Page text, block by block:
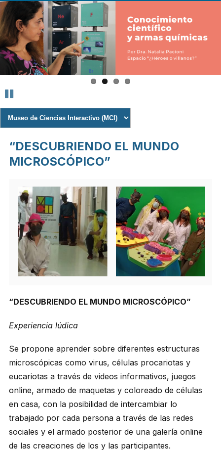
Pasar al contenido
principal
FACULTAD DE
CIENCIAS
QUÍMICAS DE
LA
UNIVERSIDAD
CÓRDOBA
“DESCUBRIENDO EL MUNDO
MICROSCÓPICO”
“DESCUBRIENDO EL MUNDO MICROSCÓPICO”
Experiencia lúdica
Se propone aprender sobre diferentes estructuras
microscópicas como virus, células procariotas y
eucariotas a través de videos informativos, juegos
online, armado de maquetas y coloreado de células
en casa, con la posibilidad de intercambiar lo
trabajado por cada persona a través de las redes
sociales y el armado posterior de una galería online
de las creaciones de los y las participantes.